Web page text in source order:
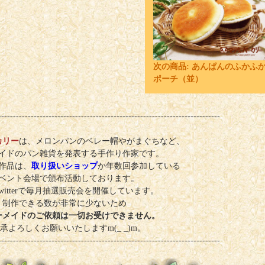
次の商品: あんぱんのふかふ
ポーチ（並）
リーは、メロンパンのベレー帽やがまぐちなど、
ドのパン雑貨を発表する手作り作家です。
品は、 取り扱いショップか年数回参加している
ント会場で頒布活動しております。
で毎月抽選販売会を開催しています。
制作できる数が非常に少ないため
メイドのご依頼は一切お受けできません。
よろしくお願いいたしますm(_ _)m。